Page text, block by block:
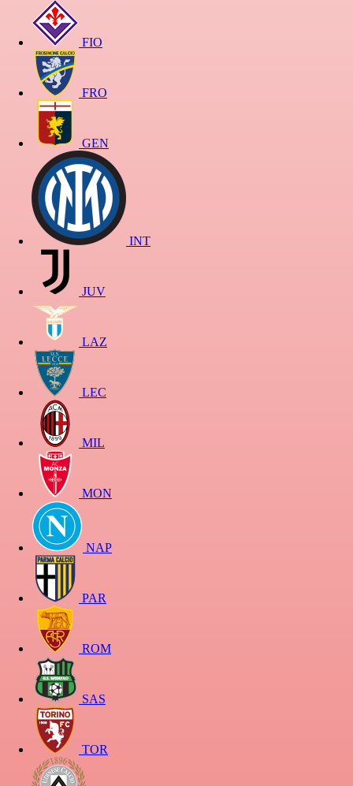
FIO
FRO
GEN
INT
JUV
LAZ
LEC
MIL
MON
NAP
PAR
ROM
SAS
TOR